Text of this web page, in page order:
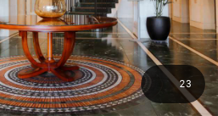
23